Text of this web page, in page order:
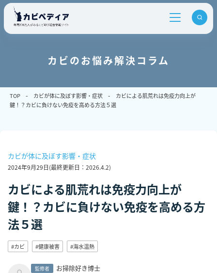
カビのお悩み解決コラム
TOP カビが体に及ぼす影響・症状
カビによる肌荒れは免疫力向上が
鍵！？カビに負けない免疫を高める方法５選
カビが体に及ぼす影響・症状
2024年9月29日(最終更新日： 2026.4.2)
カビによる肌荒れは免疫力向上が
鍵！？カビに負けない免疫を高める方
法５選
#カビ #健康被害 #海水温熱
監修者 お掃除好き博士